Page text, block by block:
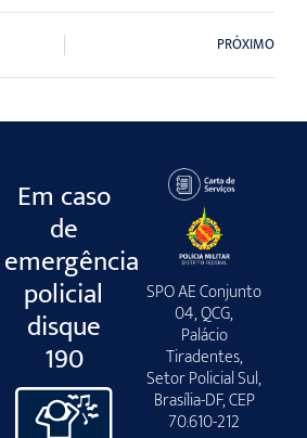
PRÓXIMO
Em caso
de
emergência
policial
disque
190
SPO AE Conjunto
04, QCG,
Palácio
Tiradentes,
Setor Policial Sul,
Brasília-DF, CEP
70.610-212